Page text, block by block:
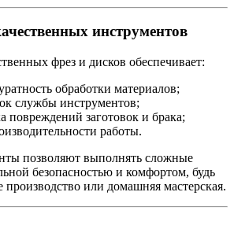
инструментов
фрез и дисков обеспечивает:
обработки материалов;
службы инструментов;
повреждений заготовок и брака;
работы.
позволяют выполнять сложные
безопасностью и комфортом, будь
производство или домашняя мастерская.